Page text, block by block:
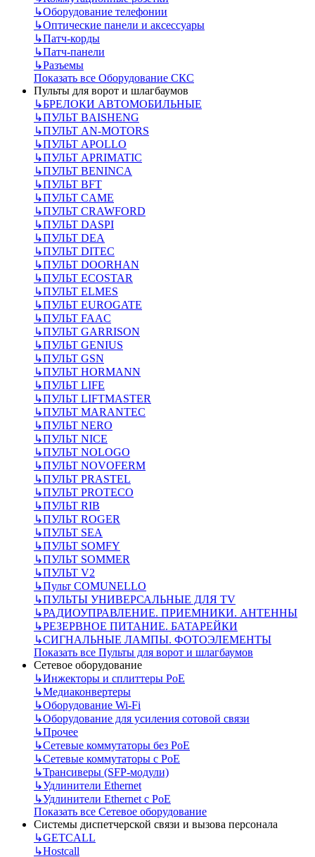
↳Оборудование телефонии
↳Оптические панели и аксессуары
↳Патч-корды
↳Патч-панели
↳Разъемы
Показать все Оборудование СКС
Пульты для ворот и шлагбаумов
↳БРЕЛОКИ АВТОМОБИЛЬНЫЕ
↳ПУЛЬТ BAISHENG
↳ПУЛЬТ AN-MOTORS
↳ПУЛЬТ APOLLO
↳ПУЛЬТ APRIMATIC
↳ПУЛЬТ BENINCA
↳ПУЛЬТ BFT
↳ПУЛЬТ CAME
↳ПУЛЬТ CRAWFORD
↳ПУЛЬТ DASPI
↳ПУЛЬТ DEA
↳ПУЛЬТ DITEC
↳ПУЛЬТ DOORHAN
↳ПУЛЬТ ECOSTAR
↳ПУЛЬТ ELMES
↳ПУЛЬТ EUROGATE
↳ПУЛЬТ FAAC
↳ПУЛЬТ GARRISON
↳ПУЛЬТ GENIUS
↳ПУЛЬТ GSN
↳ПУЛЬТ HORMANN
↳ПУЛЬТ LIFE
↳ПУЛЬТ LIFTMASTER
↳ПУЛЬТ MARANTEC
↳ПУЛЬТ NERO
↳ПУЛЬТ NICE
↳ПУЛЬТ NOLOGO
↳ПУЛЬТ NOVOFERM
↳ПУЛЬТ PRASTEL
↳ПУЛЬТ PROTECO
↳ПУЛЬТ RIB
↳ПУЛЬТ ROGER
↳ПУЛЬТ SEA
↳ПУЛЬТ SOMFY
↳ПУЛЬТ SOMMER
↳ПУЛЬТ V2
↳Пульт СOMUNELLO
↳ПУЛЬТЫ УНИВЕРСАЛЬНЫЕ ДЛЯ TV
↳РАДИОУПРАВЛЕНИЕ. ПРИЕМНИКИ. АНТЕННЫ
↳РЕЗЕРВНОЕ ПИТАНИЕ. БАТАРЕЙКИ
↳СИГНАЛЬНЫЕ ЛАМПЫ. ФОТОЭЛЕМЕНТЫ
Показать все Пульты для ворот и шлагбаумов
Сетевое оборудование
↳Инжекторы и сплиттеры РоЕ
↳Медиаконвертеры
↳Оборудование Wi-Fi
↳Оборудование для усиления сотовой связи
↳Прочее
↳Сетевые коммутаторы без РоЕ
↳Сетевые коммутаторы с РоЕ
↳Трансиверы (SFP-модули)
↳Удлинители Ethernet
↳Удлинители Ethernet с PoE
Показать все Сетевое оборудование
Системы диспетчерской связи и вызова персонала
↳GETCALL
↳Hostcall